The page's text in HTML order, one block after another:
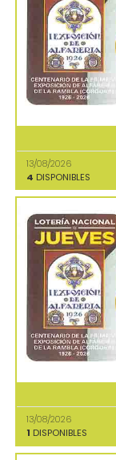
13/08/2026
4 DISPONIBLES
13/08/2026
1 DISPONIBLES